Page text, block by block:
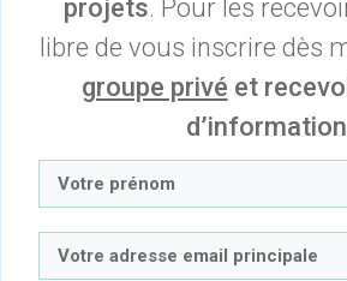
projets. Pour les
libre de vous inscrire dès
groupe privé et
d’information